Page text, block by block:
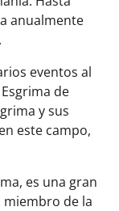
anualmente
eventos al
de
y sus
este campo,
es una gran
miembro de la